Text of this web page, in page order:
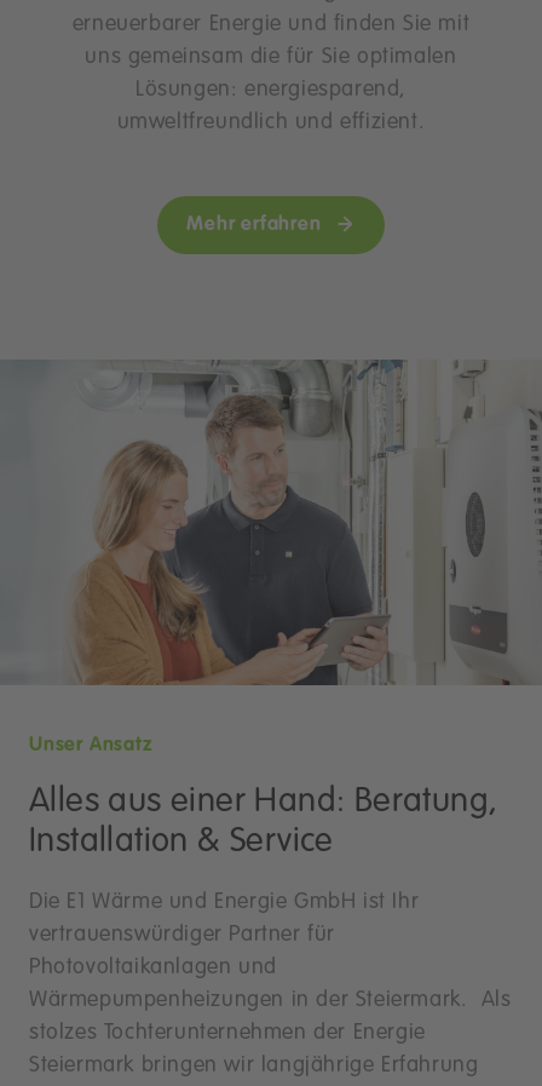
erneuerbarer Energie und finden Sie mit
uns gemeinsam die für Sie optimalen
Lösungen: energiesparend,
umweltfreundlich und effizient.
Mehr erfahren
Unser Ansatz
Alles aus einer Hand: Beratung,
Installation & Service
Die E1 Wärme und Energie GmbH ist Ihr
vertrauenswürdiger Partner für
Photovoltaikanlagen und
Wärmepumpenheizungen in der Steiermark. Als
stolzes Tochterunternehmen der Energie
Steiermark bringen wir langjährige Erfahrung